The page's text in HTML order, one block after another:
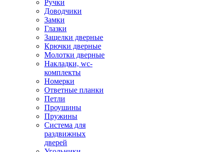
Ручки
Доводчики
Замки
Глазки
Защелки дверные
Крючки дверные
Молотки дверные
Накладки, wc-
комплекты
Номерки
Ответные планки
Петли
Проушины
Пружины
Система для
раздвижных
дверей